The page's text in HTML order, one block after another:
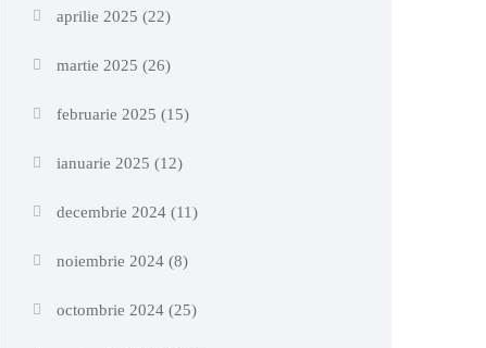
aprilie 2025 (22)
martie 2025 (26)
februarie 2025 (15)
ianuarie 2025 (12)
decembrie 2024(11)
noiembrie 2024(8)
octombrie 2024(25)